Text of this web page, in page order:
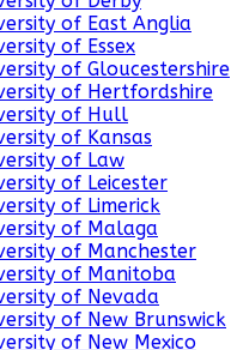
of East Anglia
of Essex
of Gloucestershire
of Hertfordshire
of Hull
of Kansas
of Law
of Leicester
of Limerick
of Malaga
of Manchester
of Manitoba
of Nevada
of New Brunswick
of New Mexico